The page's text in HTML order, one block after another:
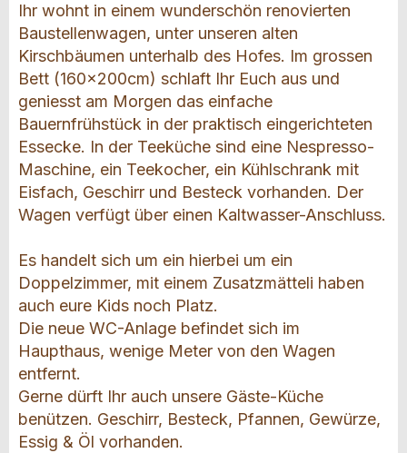
Ihr wohnt in einem wunderschön renovierten
Baustellenwagen, unter unseren alten
Kirschbäumen unterhalb des Hofes. Im grossen
Bett (160x200cm) schlaft Ihr Euch aus und
geniesst am Morgen das einfache
Bauernfrühstück in der praktisch eingerichteten
Essecke. In der Teeküche sind eine Nespresso-
Maschine, ein Teekocher, ein Kühlschrank mit
Eisfach, Geschirr und Besteck vorhanden. Der
Wagen verfügt über einen Kaltwasser-Anschluss.
Es handelt sich um ein hierbei um ein
Doppelzimmer, mit einem Zusatzmätteli haben
auch eure Kids noch Platz.
Die neue WC-Anlage befindet sich im
Haupthaus, wenige Meter von den Wagen
entfernt.
Gerne dürft Ihr auch unsere Gäste-Küche
benützen. Geschirr, Besteck, Pfannen, Gewürze,
Essig & Öl vorhanden.